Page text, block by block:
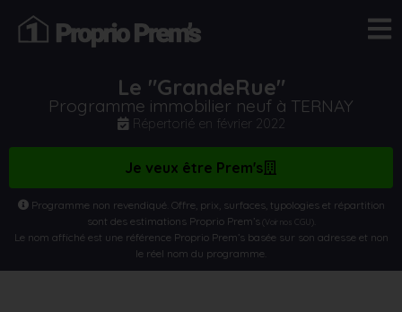
Le "GrandeRue"
Programme immobilier neuf à TERNAY
Répertorié en février 2022
Je veux être Prem's
Programme non revendiqué. Offre, prix, surfaces, typologies et répartition
sont des estimations Proprio Prem’s(Voir nos CGU)
Le nom affiché est une référence Proprio Prem’s basée sur son adresse et non
le réel nom du programme.